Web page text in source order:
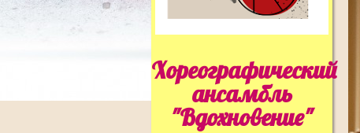
Хореографический
ансамбль
"Вдохновение"